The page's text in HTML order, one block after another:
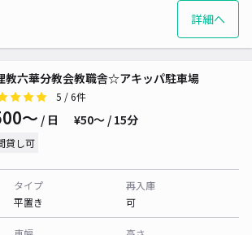
詳細へ
教六華分教会教職舎☆アキッパ駐車場
5 / 6件
〜 / 日 ¥50〜 / 15分
貸し可
タイプ
平置き
再入庫
可